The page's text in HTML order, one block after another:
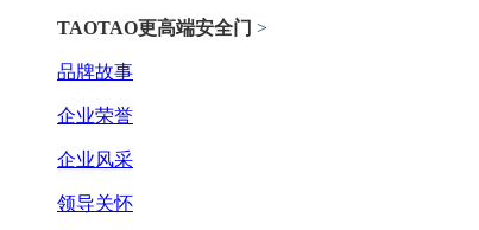
TAOTAO更高端安全门 >
品牌故事
企业荣誉
企业风采
领导关怀